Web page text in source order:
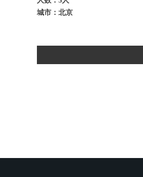
城市：北京